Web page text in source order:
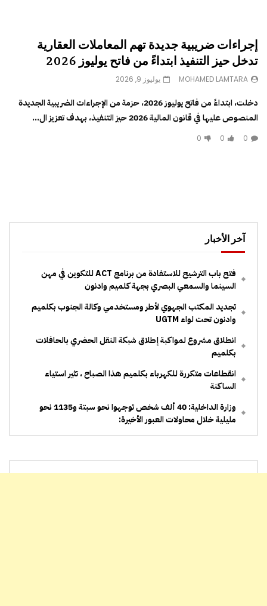
إجراءات ضريبية جديدة تهم المعاملات العقارية
تدخل حيز التنفيذ ابتداءً من فاتح يوليوز 2026
MOHAMED LAMTARA يوليوز 9, 2026
دخلت، ابتداءً من فاتح يوليوز 2026، حزمة من الإجراءات الضريبية الجديدة
المنصوص عليها في قانون المالية 2026 حيز التنفيذ، بهدف تعزيز ال...
0
0
0
آخر الأخبار
فتح باب الترشيح للاستفادة من برنامج ACT للتكوين في مهن
السينما والسمعي البصري بجهة كلميم وادنون
تجديد المكتب الجهوي لأطر ومستخدمي وكالة الجنوب بكلميم
وادنون تحت لواء UGTM
انطلاق مشروع لمواكبة إطلاق شبكة النقل الحضري بالحافلات
بكلميم
انقطاعات متكررة للكهرباء بكلميم هذا الصباح ، تثير استياء
الساكنة
وزارة الداخلية: 40 ألف شخص توجهوا نحو سبتة و1135 نحو
مليلية خلال محاولات العبور الأخيرة: